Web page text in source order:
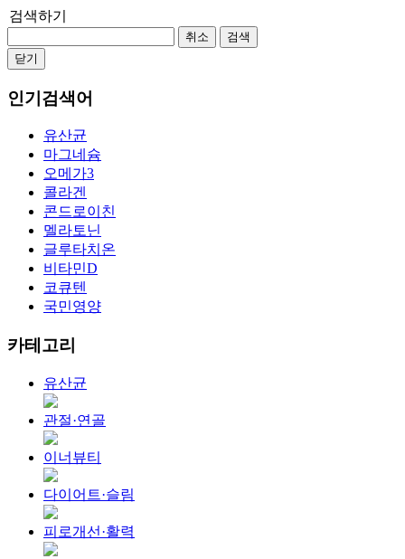
검색하기
취소
검색
닫기
인기검색어
유산균
마그네슘
오메가3
콜라겐
콘드로이친
멜라토닌
글루타치온
비타민D
코큐텐
국민영양
카테고리
유산균
관절·연골
이너뷰티
다이어트·슬림
피로개선·활력